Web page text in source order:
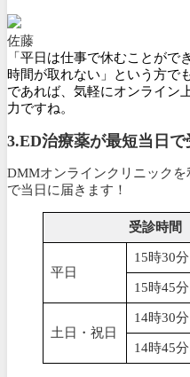
佐藤
「平日は仕事で休むことがで
時間が取れない」という方で
であれば、気軽にオンライン
力ですね。
3.ED治療薬が最短当日で
DMMオンラインクリニック
で当日に届きます！
受診時間
平日
15時30
15時45
土日・祝日
14時30
14時45